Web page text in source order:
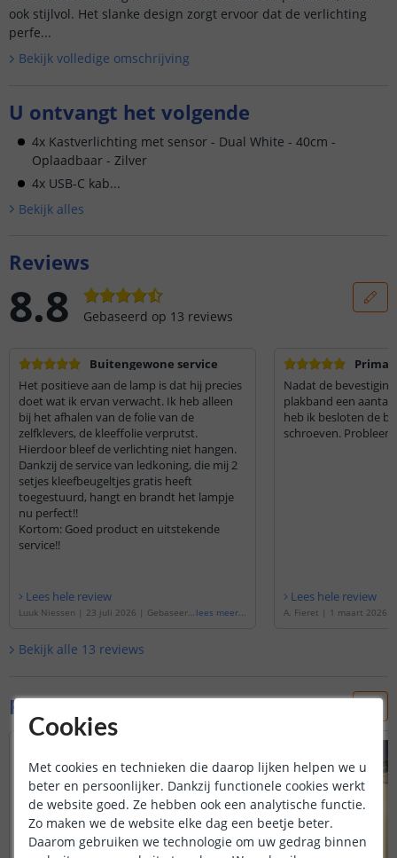
ook stijlvol. Het slanke design zorgt ervoor dat de verlichting
perfe...
Bekijk volledige omschrijving
U ontvangt het volgende
4x Kastverlichting met sensor - Dual White - 40cm -
Oplaadbaar - Zilver
4x USB-C kab...
Bekijk alles
Reviews
8.8 Gebaseerd op 13 reviews
Buitengewone service
Het positieve aan de lamp is dat hij precies
doet wat ik ervan verwacht. Ik heb alleen
bij het afhalen van de folie van de
zelfklevers, de kleeffolie verprutst.
Hierdoor bleef de verlichting niet hangen.
Dankzij de service van ledkoning, die mij 2
setjes kleefbeugeltjes gratis heeft
toegestuurd, hangt en brandt het lampje
nu perfect!!
Kortom: Goed product en uitstekende
service!!
Lees hele review
Luuk Niessen | 23 juli 2026 | Gebaseerd
Zilver'
lees meer...
Prima
Nadat de
plakband een aantal
heb ik besloten de
schroeven.
Lees hele review
A. Fieret | 1 maart 2026
Bekijk alle 13 reviews
Foto's van klanten
Cookies
Met cookies en technieken die daarop lijken helpen we u
beter en persoonlijker. Dankzij functionele cookies werkt
de website goed. Ze hebben ook een analytische functie.
Zo maken we de website elke dag een beetje beter.
Daarom gebruiken we technologie om uw gedrag binnen